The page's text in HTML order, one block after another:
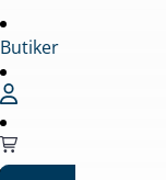
Butiker